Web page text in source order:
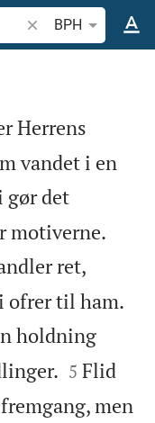
Søg efter bibelvers
BPH
Herrens
vandet i en
gør det
motiverne.
ret,
ofrer til ham.
holdning


5 Flid
men